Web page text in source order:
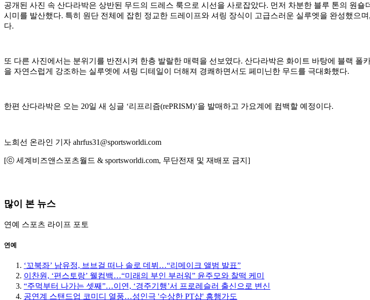
공개된 사진 속 산다라박은 상반된 무드의 드레스 룩으로 시선을 사로잡았다. 먼저 차분한 블루 톤의 원
시미를 발산했다. 특히 원단 전체에 잡힌 정교한 드레이프와 셔링 장식이 고급스러운 실루엣을 완성했으
다.
또 다른 사진에서는 분위기를 반전시켜 한층 발랄한 매력을 선보였다. 산다라박은 화이트 바탕에 블랙
을 자연스럽게 강조하는 실루엣에 셔링 디테일이 더해져 경쾌하면서도 페미닌한 무드를 극대화했다.
한편 산다라박은 오는 20일 새 싱글 ‘리프리즘(rePRISM)’을 발매하고 가요계에 컴백할 예정이다.
노희선 온라인 기자 ahrfus31@sportsworldi.com
[ⓒ 세계비즈앤스포츠월드 & sportsworldi.com, 무단전재 및 재배포 금지]
많이 본 뉴스
연예 스포츠 라이프 포토
연예
‘꼬북좌’ 남유정, 브브걸 떠나 솔로 데뷔…“리메이크 앨범 발표”
이찬원, ‘편스토랑’ 웰컴백…“미래의 부인 부러워” 윤주모와 찰떡 케미
“주먹부터 나가는 셋째”…이연, ‘경주기행’서 프로레슬러 출신으로 변신
공연계 스탠드업 코미디 열풍…성인극 '수상한 PT샵' 흥행가도